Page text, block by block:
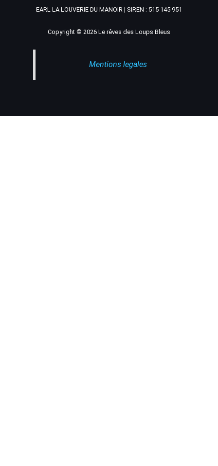
EARL LA LOUVERIE DU MANOIR | SIREN : 515 145 951
Copyright © 2026 Le rêves des Loups Bleus
Mentions legales